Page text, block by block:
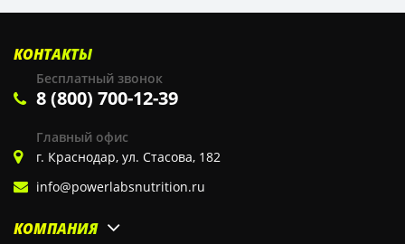
КОНТАКТЫ
Бесплатный звонок
8 (800) 700-12-39
Главный офис
г. Краснодар, ул. Стасова, 182
info@powerlabsnutrition.ru
КОМПАНИЯ